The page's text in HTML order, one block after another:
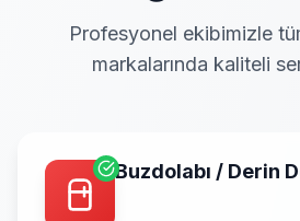
Profesyonel ekibimizle
markalarında kaliteli
Buzdolabı / Derin